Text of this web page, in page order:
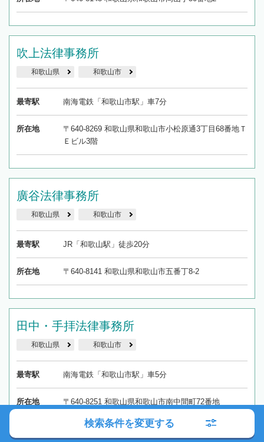
吹上法律事務所
和歌山県 和歌山市
最寄駅 南海電鉄「和歌山市駅」車7分
所在地
〒640-8269 和歌山県和歌山市小松原通3丁目68番地Ｔ
Ｅビル3階
廣谷法律事務所
和歌山県 和歌山市
最寄駅 JR「和歌山駅」徒歩20分
所在地 〒640-8141 和歌山県和歌山市五番丁8-2
田中・手拝法律事務所
和歌山県 和歌山市
最寄駅 南海電鉄「和歌山市駅」車5分
所在地 〒640-8251 和歌山県和歌山市南中間町72番地
検索条件を変更する